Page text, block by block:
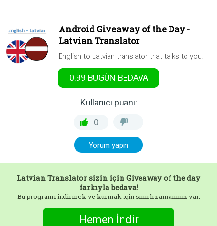
Android Giveaway of the Day -
Latvian Translator
English to Latvian translator that talks to you.
0.99BUGÜN BEDAVA
Kullanıcı puanı:
0
Yorum yapın
Latvian Translator sizin için Giveaway of the day
farkıyla bedava!
Bu programı indirmek ve kurmak için sınırlı zamanınız var.
Hemen İndir